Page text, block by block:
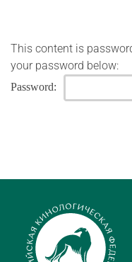
This content is
your password below:
Password: